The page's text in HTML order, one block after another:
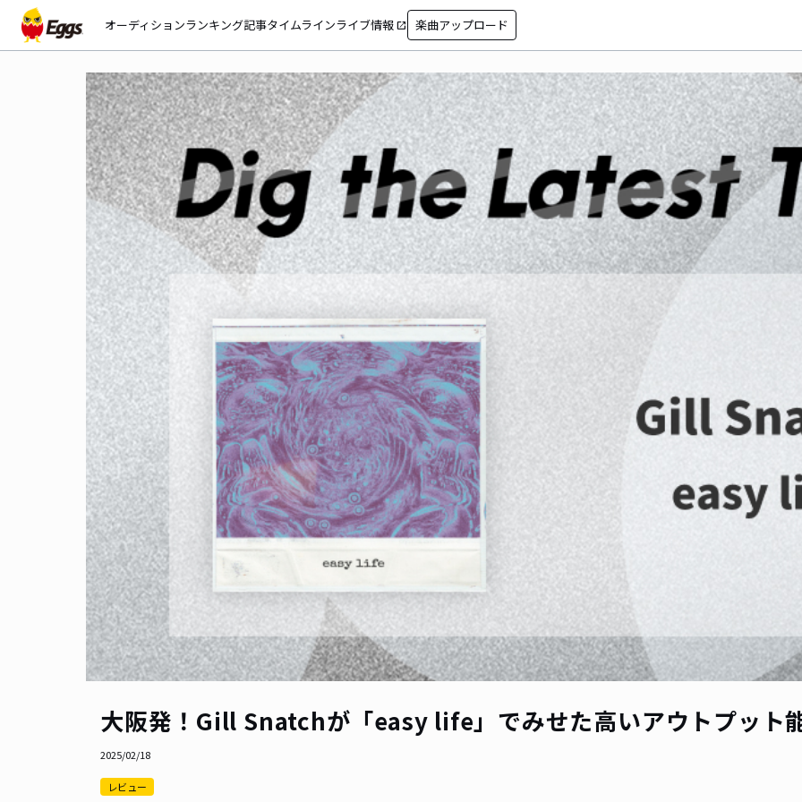
オーディションランキング記事タイムラインライブ情報 open_in_new 楽曲アップロード
大阪発！Gill Snatchが「easy life」でみせた高いアウトプット
2025/02/18
レビュー